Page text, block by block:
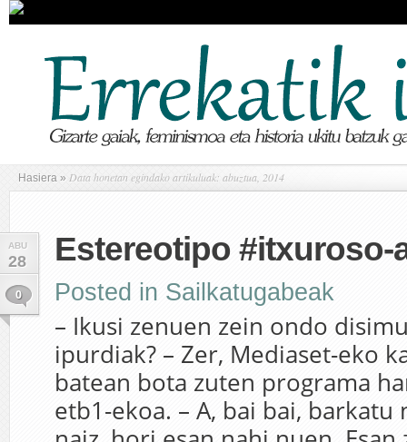
Hasiera » Data honetan egindako artikuluak: abuztua, 2014
ABU
28
0
Estereotipo #itxuroso-
Posted in Sailkatugabeak
– Ikusi zenuen zein ondo
ipurdiak? – Zer, Mediaset-eko
batean bota zuten programa
etb1-ekoa. – A, bai bai, barkatu